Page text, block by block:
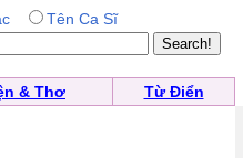
Tên Ca Sĩ
& Thơ
Từ Điển